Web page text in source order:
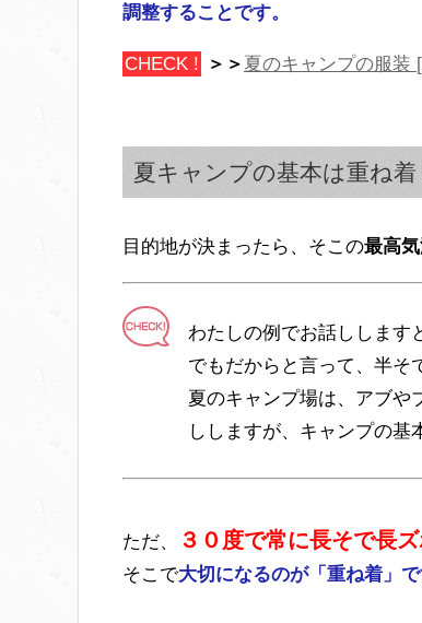
調整することです。
CHECK ! ＞＞ 夏のキャンプの服装
夏キャンプの基本は重ね着
目的地が決まったら、そこの最高
わたしの例でお話しします
でもだからと言って、半そ
夏のキャンプ場は、アブや
ししますが、キャンプの基
ただ、 ３０度で常に長そで長
そこで大切になるのが「重ね着」で